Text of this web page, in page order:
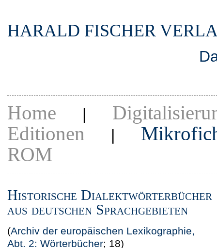
HARALD FISCHER
Home |
Editionen |
ROM
Historische Dialektwörterbücher
aus deutschen Sprachgebieten
(Archiv der europäischen Lexikographie,
Abt. 2: Wörterbücher; 18)